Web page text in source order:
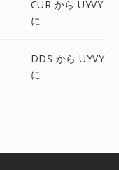
CUR から UYVY
に
DDS から UYVY
に